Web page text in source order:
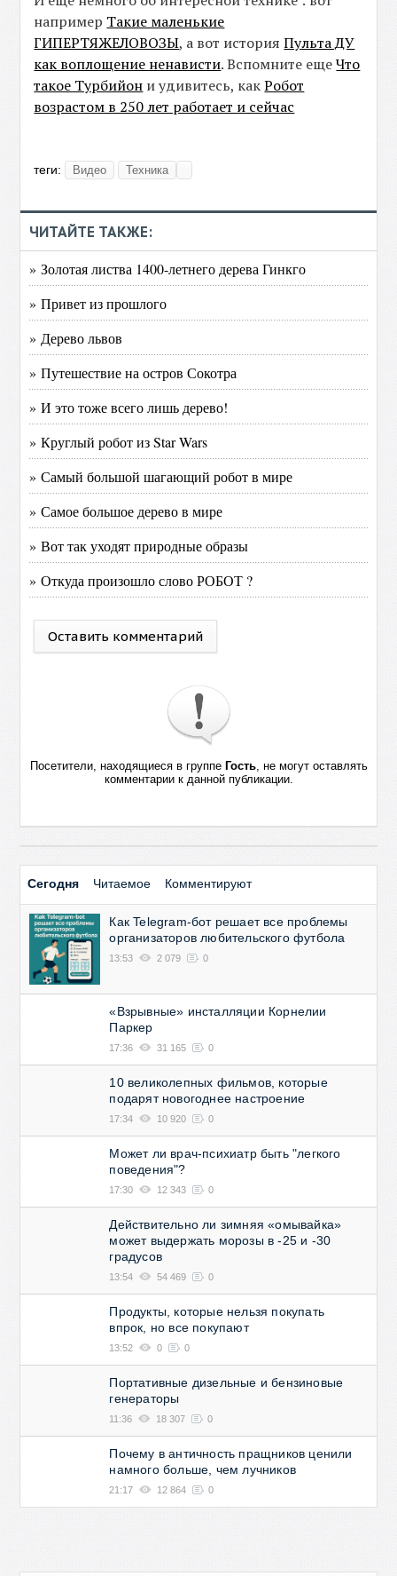
например Такие маленькие
ГИПЕРТЯЖЕЛОВОЗЫ, а вот историяПульта ДУ
как воплощение ненависти. Вспомните ещеЧто
такое Турбийон и удивитесь, какРобот
возрастом в 250 лет работает и сейчас
теги: Видео Техника
ЧИТАЙТЕ ТАКЖЕ:
» Золотая листва 1400-летнего дерева Гинкго
» Привет из прошлого
» Дерево львов
» Путешествие на остров Сокотра
» И это тоже всего лишь дерево!
» Круглый робот из Star Wars
» Самый большой шагающий робот в мире
» Самое большое дерево в мире
» Вот так уходят природные образы
» Откуда произошло слово РОБОТ ?
Оставить комментарий
Посетители, находящиеся в группе Гость, не могут оставлять
комментарии к данной публикации.
Сегодня Читаемое Комментируют
Как Telegram-бот решает все проблемы
организаторов любительского футбола
13:53 2 079 0
«Взрывные» инсталляции Корнелии
Паркер
17:36 31 165 0
10 великолепных фильмов, которые
подарят новогоднее настроение
17:34 10 920 0
Может ли врач-психиатр быть "легкого
поведения"?
17:30 12 343 0
Действительно ли зимняя «омывайка»
может выдержать морозы в -25 и -30
градусов
13:54 54 469 0
Продукты, которые нельзя покупать
впрок, но все покупают
13:52 0 0
Портативные дизельные и бензиновые
генераторы
11:36 18 307 0
Почему в античность пращников ценили
намного больше, чем лучников
21:17 12 864 0